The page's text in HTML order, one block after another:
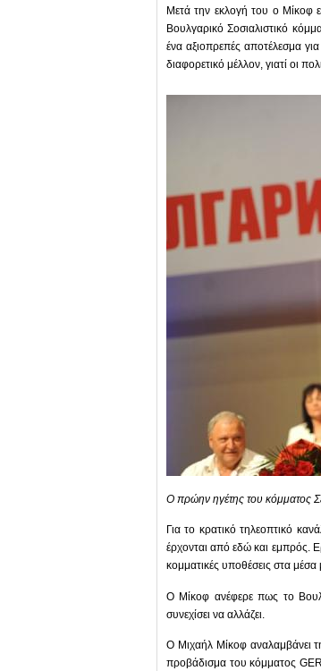
Μετά την εκλογή του ο Μίκοφ
Βουλγαρικό Σοσιαλιστικό
ένα αξιοπρεπές αποτέλεσμα
διαφορετικό μέλλον, γιατί οι
Ο πρώην ηγέτης του κόμματος
Για το κρατικό τηλεοπτικό
έρχονται από εδώ και εμπρός.
κομματικές υποθέσεις στα μέσα
Ο Μίκοφ ανέφερε πως το
συνεχίσει να αλλάζει.
Ο Μιχαήλ Μίκοφ αναλαμβάνει
προβάδισμα του κόμματος